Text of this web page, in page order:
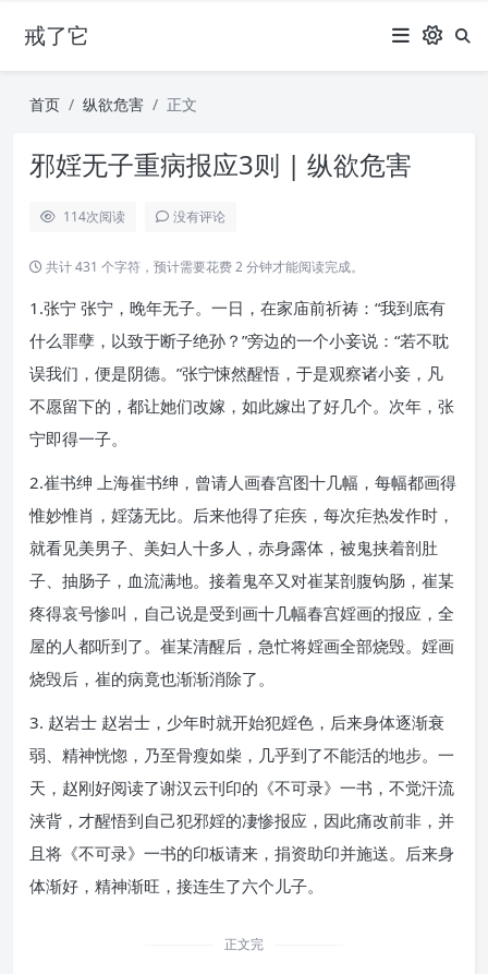
戒了它
首页 纵欲危害 正文
邪婬无子重病报应3则 | 纵欲危害
114次阅读 没有评论
共计 431 个字符，预计需要花费 2 分钟才能阅读完成。
1.张宁 张宁，晚年无子。一日，在家庙前祈祷：“我到底有
什么罪孽，以致于断子绝孙？”旁边的一个小妾说：“若不耽
误我们，便是阴德。”张宁悚然醒悟，于是观察诸小妾，凡
不愿留下的，都让她们改嫁，如此嫁出了好几个。次年，张
宁即得一子。
2.崔书绅 上海崔书绅，曾请人画春宫图十几幅，每幅都画得
惟妙惟肖，婬荡无比。后来他得了疟疾，每次疟热发作时，
就看见美男子、美妇人十多人，赤身露体，被鬼挟着剖肚
子、抽肠子，血流满地。接着鬼卒又对崔某剖腹钩肠，崔某
疼得哀号惨叫，自己说是受到画十几幅春宫婬画的报应，全
屋的人都听到了。崔某清醒后，急忙将婬画全部烧毁。婬画
烧毁后，崔的病竟也渐渐消除了。
3. 赵岩士 赵岩士，少年时就开始犯婬色，后来身体逐渐衰
弱、精神恍惚，乃至骨瘦如柴，几乎到了不能活的地步。一
天，赵刚好阅读了谢汉云刊印的《不可录》一书，不觉汗流
浃背，才醒悟到自己犯邪婬的凄惨报应，因此痛改前非，并
且将《不可录》一书的印板请来，捐资助印并施送。后来身
体渐好，精神渐旺，接连生了六个儿子。
正文完